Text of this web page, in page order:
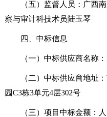
（五）监督人员：广西
察与审计科技术员陆玉琴
四、中标信息
（一）中标供应商名称
（二）中标供应商地址
园C3栋3单元4层302号
（三）项目中标金额：